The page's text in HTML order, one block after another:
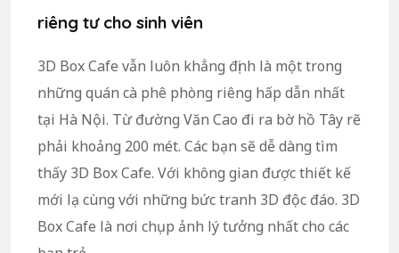
riêng tư cho sinh viên
3D Box Cafe vẫn luôn khẳng định là một trong
những quán cà phê phòng riêng hấp dẫn nhất
tại Hà Nội. Từ đường Văn Cao đi ra bờ hồ Tây rẽ
phải khoảng 200 mét. Các bạn sẽ dễ dàng tìm
thấy 3D Box Cafe. Với không gian được thiết kế
mới lạ cùng với những bức tranh 3D độc đáo. 3D
Box Cafe là nơi chụp ảnh lý tưởng nhất cho các